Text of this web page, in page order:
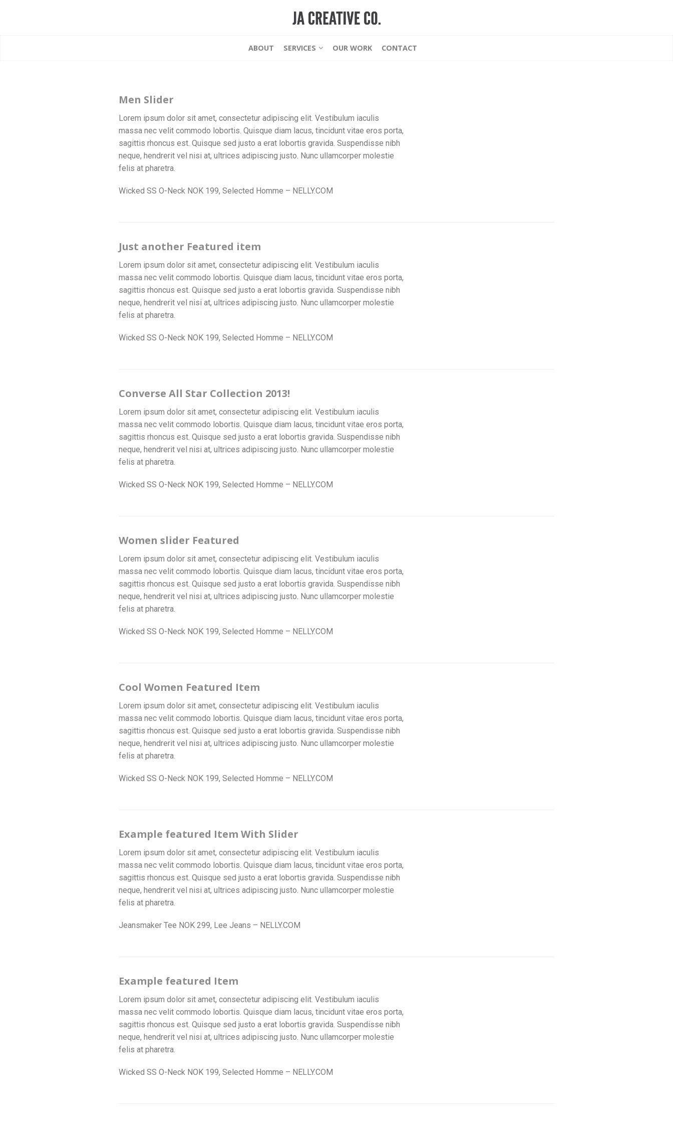
ABOUT SERVICES OUR WORK CONTACT
Men Slider
Lorem ipsum dolor sit amet, consectetur adipiscing elit. Vestibulum iaculis
massa nec velit commodo lobortis. Quisque diam lacus, tincidunt vitae eros porta,
sagittis rhoncus est. Quisque sed justo a erat lobortis gravida. Suspendisse nibh
neque, hendrerit vel nisi at, ultrices adipiscing justo. Nunc ullamcorper molestie
felis at pharetra.
Wicked SS O-Neck NOK 199, Selected Homme – NELLY.COM
Just another Featured item
Lorem ipsum dolor sit amet, consectetur adipiscing elit. Vestibulum iaculis
massa nec velit commodo lobortis. Quisque diam lacus, tincidunt vitae eros porta,
sagittis rhoncus est. Quisque sed justo a erat lobortis gravida. Suspendisse nibh
neque, hendrerit vel nisi at, ultrices adipiscing justo. Nunc ullamcorper molestie
felis at pharetra.
Wicked SS O-Neck NOK 199, Selected Homme – NELLY.COM
Converse All Star Collection 2013!
Lorem ipsum dolor sit amet, consectetur adipiscing elit. Vestibulum iaculis
massa nec velit commodo lobortis. Quisque diam lacus, tincidunt vitae eros porta,
sagittis rhoncus est. Quisque sed justo a erat lobortis gravida. Suspendisse nibh
neque, hendrerit vel nisi at, ultrices adipiscing justo. Nunc ullamcorper molestie
felis at pharetra.
Wicked SS O-Neck NOK 199, Selected Homme – NELLY.COM
Women slider Featured
Lorem ipsum dolor sit amet, consectetur adipiscing elit. Vestibulum iaculis
massa nec velit commodo lobortis. Quisque diam lacus, tincidunt vitae eros porta,
sagittis rhoncus est. Quisque sed justo a erat lobortis gravida. Suspendisse nibh
neque, hendrerit vel nisi at, ultrices adipiscing justo. Nunc ullamcorper molestie
felis at pharetra.
Wicked SS O-Neck NOK 199, Selected Homme – NELLY.COM
Cool Women Featured Item
Lorem ipsum dolor sit amet, consectetur adipiscing elit. Vestibulum iaculis
massa nec velit commodo lobortis. Quisque diam lacus, tincidunt vitae eros porta,
sagittis rhoncus est. Quisque sed justo a erat lobortis gravida. Suspendisse nibh
neque, hendrerit vel nisi at, ultrices adipiscing justo. Nunc ullamcorper molestie
felis at pharetra.
Wicked SS O-Neck NOK 199, Selected Homme – NELLY.COM
Example featured Item With Slider
Lorem ipsum dolor sit amet, consectetur adipiscing elit. Vestibulum iaculis
massa nec velit commodo lobortis. Quisque diam lacus, tincidunt vitae eros porta,
sagittis rhoncus est. Quisque sed justo a erat lobortis gravida. Suspendisse nibh
neque, hendrerit vel nisi at, ultrices adipiscing justo. Nunc ullamcorper molestie
felis at pharetra.
Jeansmaker Tee NOK 299, Lee Jeans – NELLY.COM
Example featured Item
Lorem ipsum dolor sit amet, consectetur adipiscing elit. Vestibulum iaculis
massa nec velit commodo lobortis. Quisque diam lacus, tincidunt vitae eros porta,
sagittis rhoncus est. Quisque sed justo a erat lobortis gravida. Suspendisse nibh
neque, hendrerit vel nisi at, ultrices adipiscing justo. Nunc ullamcorper molestie
felis at pharetra.
Wicked SS O-Neck NOK 199, Selected Homme – NELLY.COM